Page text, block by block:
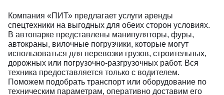
Компания «ПИТ» предлагает услуги аренды
спецтехники на выгодных для обеих сторон условиях.
В автопарке представлены манипуляторы, фуры,
автокраны, вилочные погрузчики, которые могут
использоваться для перевозки грузов, строительных,
дорожных или погрузочно-разгрузочных работ. Вся
техника предоставляется только с водителем.
Поможем подобрать транспорт или оборудование по
техническим параметрам, оперативно доставим его